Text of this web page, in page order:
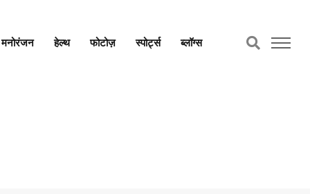
मनोरंजन हेल्थ फोटोज़ स्पोर्ट्स ब्लॉग्स